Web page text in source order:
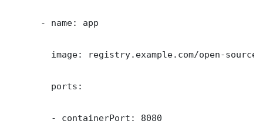
      - name: app
image: registry.example.com/open-
        ports:
        - containerPort: 8080